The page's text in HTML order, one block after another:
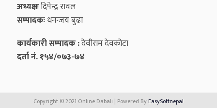
अध्यक्षःदिपेन्द्र रावल
सम्पादकःधनन्‍जय बुढा
कार्यकारी सम्पादक :देवीराम देवकोटा
दर्ता नं. १५४/०७३-७४
Copyright © 2021 Online Dabali | Powered ByEasySoftnepal